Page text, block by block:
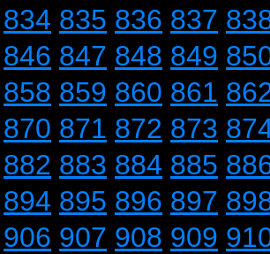
834 835 836 837
846 847 848 849
858 859 860 861
870 871 872 873
882 883 884 885
894 895 896 897
906 907 908 909